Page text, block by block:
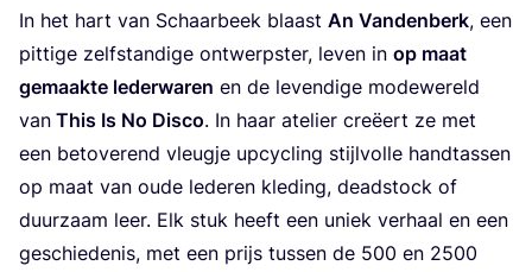
In het hart van Schaar­beek blaast An Van­den­berk, een
pit­ti­ge zelf­stan­di­ge ont­werp­ster, leven in op maat
gemaak­te leder­wa­ren en de leven­di­ge mode­we­reld
van This Is No Dis­co. In haar ate­lier cre­ëert ze met
een beto­ve­rend vleug­je upcy­cling stijl­vol­le hand­tas­sen
op maat van oude lede­ren kle­ding, dead­stock of
duur­zaam leer. Elk stuk heeft een uniek ver­haal en een
geschie­de­nis, met een prijs tus­sen de 500 en 2500